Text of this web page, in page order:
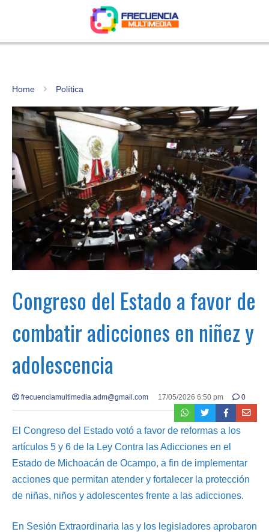
Home Política
Congreso del Estado a favor de
combatir adicciones en niñez y
adolescencia
frecuenciamultimedia.adm@gmail.com 17/05/2026 6:50 pm 0
El Congreso del Estado votó a favor de reformas a los
artículos 5 y 6 de la Ley Contra las Adicciones en el
Estado de Michoacán de Ocampo, a fin de implementar
acciones que permitan atender y fortalecer la protección
de niñas, niños y adolescentes frente a las adicciones.
En Sesión Extraordinaria las y los legisladores aprobaron